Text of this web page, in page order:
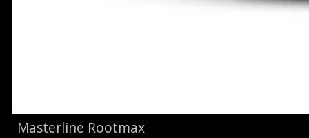
Masterline Rootmax